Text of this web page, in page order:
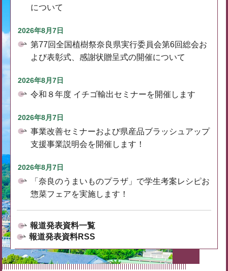
について
2026年8月7日
第77回全国植樹祭奈良県実行委員会第6回総会お
よび表彰式、感謝状贈呈式の開催について
2026年8月7日
令和８年度 イチゴ輸出セミナーを開催します
2026年8月7日
事業改善セミナーおよび県産品ブラッシュアップ
支援事業説明会を開催します！
2026年8月7日
「奈良のうまいものプラザ」で学生考案レシピお
惣菜フェアを実施します！
報道発表資料一覧
報道発表資料RSS